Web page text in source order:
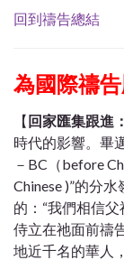
回到禱告總結
為國際禱
【回家匯集跟進：
時代的影響。畢
－BC（before
Chinese )”的分
的：“我們相信
侍立在祂面前禱
地近千名的華人